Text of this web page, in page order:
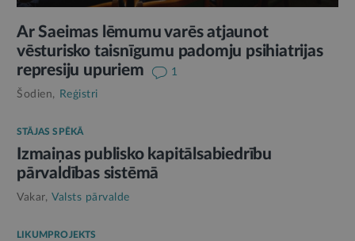
Ar Saeimas lēmumu varēs atjaunot
vēsturisko taisnīgumu padomju psihiatrijas
represiju upuriem
1
Šodien, Reģistri
STĀJAS SPĒKĀ
Izmaiņas publisko kapitālsabiedrību
pārvaldības sistēmā
Vakar, Valsts pārvalde
LIKUMPROJEKTS